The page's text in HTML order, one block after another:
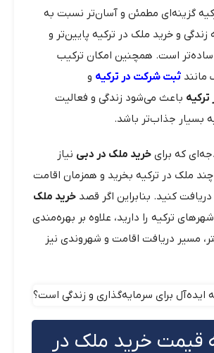
گزینه‌ای مطمئن و آسان‌تر نسبت به
و خرید ملک در ترکیه پایین‌تر و
ساده‌تر است. همچنین امکان ترکیب
ثبت شرکت در ترکیه و
باعث می‌شود زندگی و فعالیت
بسیار جذاب‌تر باشد.
که برای خرید ملک در دبی نیاز
چند ملک در ترکیه بخرید و همزمان اقامت
دریافت کنید. بنابراین اگر قصد خرید ملک
ترکیه را دارید، علاوه بر بهره‌مندی
مسیر دریافت اقامت و شهروندی نیز
قیمت خرید ملک در